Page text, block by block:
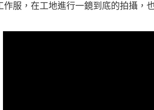
作服，在工地進行一鏡到底的拍攝，